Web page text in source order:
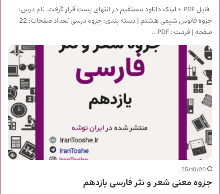
فایل PDF + لینک دانلود مستقیم در انتهای پست قرار گرفت. نام درس:
جزوه فانوس شیمی هشتم | دسته بندی: جزوه درسی تعداد صفحات: 22
صفحه | فرمت : PDF…
25/10/20
جزوه معنی شعر و نثر فارسی یازدهم